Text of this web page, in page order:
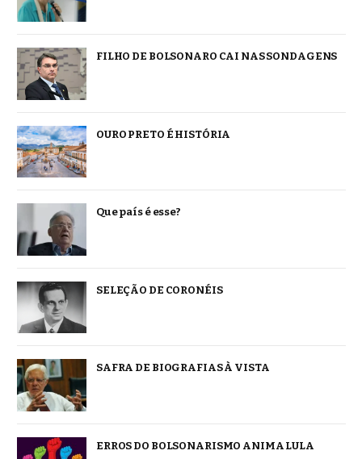
FILHO DE BOLSONARO CAI NAS SONDAGENS
OURO PRETO É HISTÓRIA
Que país é esse?
SELEÇÃO DE CORONÉIS
SAFRA DE BIOGRAFIAS À VISTA
ERROS DO BOLSONARISMO ANIMA LULA